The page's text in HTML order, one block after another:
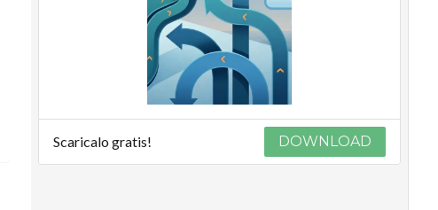
Scaricalo gratis! DOWNLOAD